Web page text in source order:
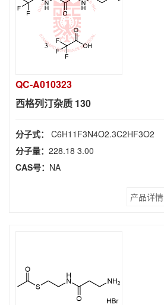
QC-A010323
西格列汀杂质 130
分子式： C6H11F3N4O2.3C2HF3O2
分子量： 228.18 3.00
CAS号： NA
产品详情